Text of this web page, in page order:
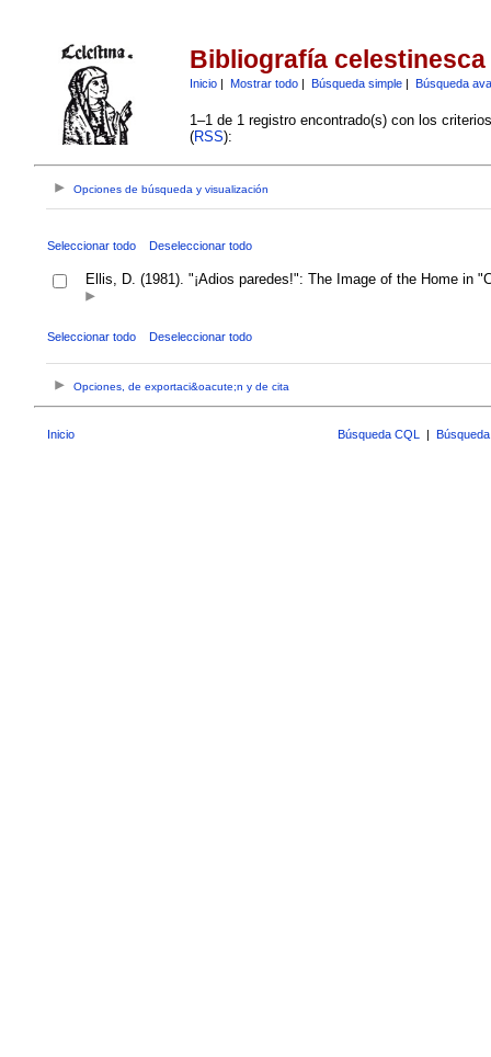
Bibliografía celestinesca
Inicio| Mostrar todo| Búsqueda simple| Búsqueda
1–1 de 1 registro encontrado(s) con los
(RSS):
Opciones de búsqueda y visualización
Seleccionar todo Deseleccionar todo
Ellis, D. (1981). "¡Adios paredes!": The Image of the Home in
Seleccionar todo Deseleccionar todo
Opciones, de exportaci&oacute;n y de cita
Inicio Búsqueda CQL |